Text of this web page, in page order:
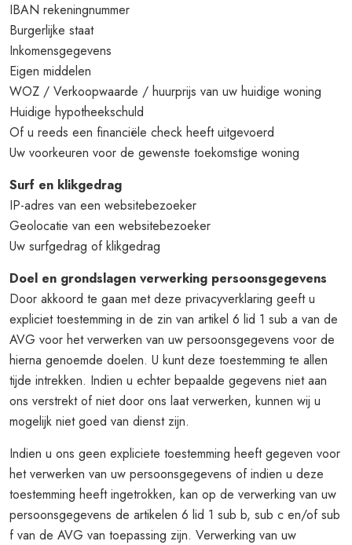
IBAN rekeningnummer
Burgerlijke staat
Inkomensgegevens
Eigen middelen
WOZ / Verkoopwaarde / huurprijs van uw huidige woning
Huidige hypotheekschuld
Of u reeds een financiële check heeft uitgevoerd
Uw voorkeuren voor de gewenste toekomstige woning
Surf en klikgedrag
IP-adres van een websitebezoeker
Geolocatie van een websitebezoeker
Uw surfgedrag of klikgedrag
Doel en grondslagen verwerking persoonsgegevens
Door akkoord te gaan met deze privacyverklaring geeft u
expliciet toestemming in de zin van artikel 6 lid 1 sub a van de
AVG voor het verwerken van uw persoonsgegevens voor de
hierna genoemde doelen. U kunt deze toestemming te allen
tijde intrekken. Indien u echter bepaalde gegevens niet aan
ons verstrekt of niet door ons laat verwerken, kunnen wij u
mogelijk niet goed van dienst zijn.
Indien u ons geen expliciete toestemming heeft gegeven voor
het verwerken van uw persoonsgegevens of indien u deze
toestemming heeft ingetrokken, kan op de verwerking van uw
persoonsgegevens de artikelen 6 lid 1 sub b, sub c en/of sub
f van de AVG van toepassing zijn. Verwerking van uw